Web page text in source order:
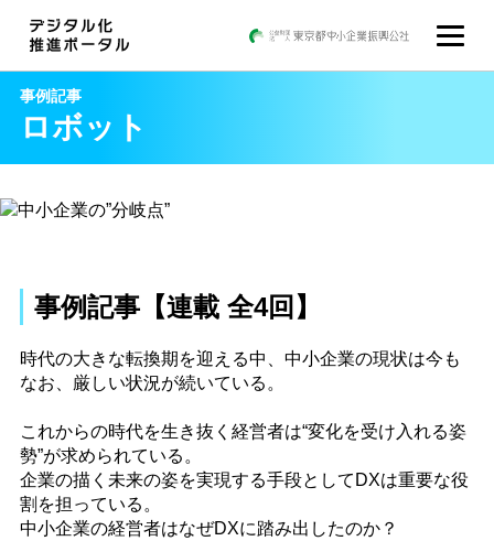
事例記事
ロボット
事例記事【連載 全4回】
時代の大きな転換期を迎える中、中小企業の現状は今も
なお、厳しい状況が続いている。
これからの時代を生き抜く経営者は“変化を受け入れる姿
勢”が求められている。
企業の描く未来の姿を実現する手段としてDXは重要な役
割を担っている。
中小企業の経営者はなぜDXに踏み出したのか？